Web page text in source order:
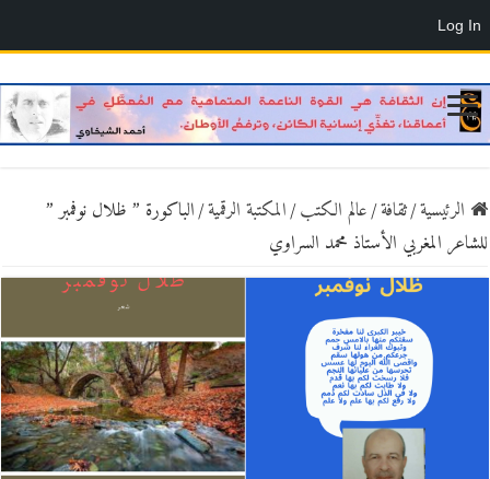
الرئيسية/ثقافة/عالم الكتب/المكتبة الرقمية/الباكورة ” ظلال نوفمبر ”
للشاعر المغربي الأستاذ محمد السراوي
Log In